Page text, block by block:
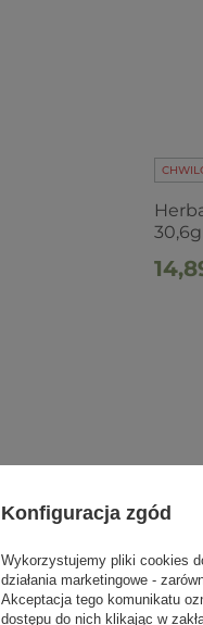
30,6g
Konfiguracja zgód
Wykorzystujemy pliki cookies
działania marketingowe -
Akceptacja tego komunikatu
dostępu do nich klikając w